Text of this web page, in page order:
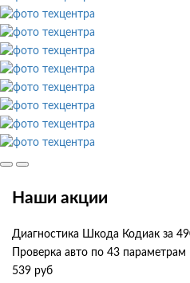
Наши акции
Диагностика Шкода Кодиак за
Проверка авто по 43 параметрам
539 руб